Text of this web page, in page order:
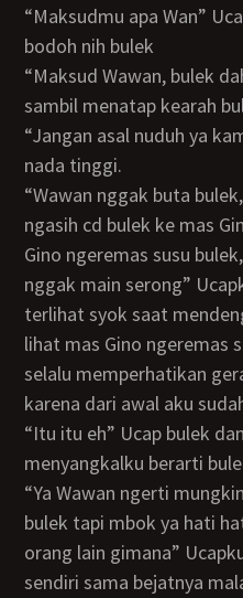
“Maksudmu apa Wan” Ucap bulek. ah pura pura
bodoh nih bulek
“Maksud Wawan, bulek dah main serong” Ucapku
sambil menatap kearah
“Jangan asal nuduh ya kamu Wan” Ucap bulek dengan
nada tinggi.
“Wawan nggak buta bulek, tadi Wawan lihat bulek
ngasih cd bulek ke mas
Gino ngeremas susu
nggak main serong”
terlihat syok saat
lihat mas Gino ngeremas
selalu memperhatikan
karena dari awal aku
“Itu itu eh” Ucap bulek dan bulek tak bisa
menyangkalku berarti
“Ya Wawan ngerti mungkin paklek tak bisa muasi
bulek tapi mbok ya hati
orang lain gimana”
sendiri sama bejatnya